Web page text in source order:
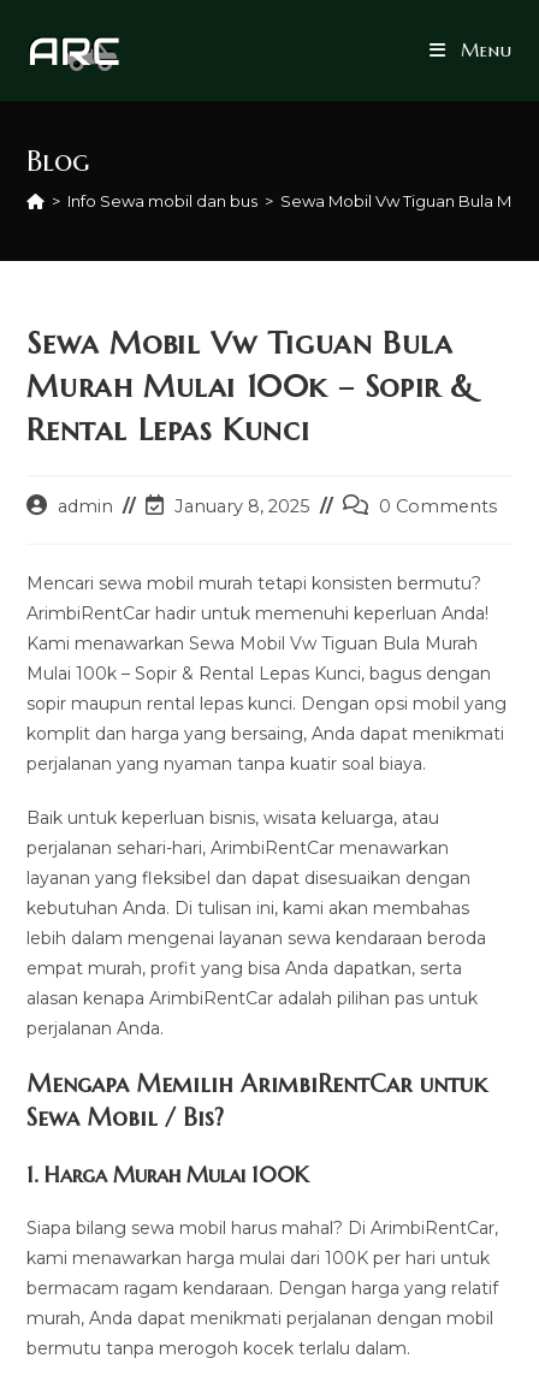
Menu
Blog
> Info Sewa mobil dan bus > Sewa Mobil Vw Tiguan Bula
Sewa Mobil Vw Tiguan Bula
Murah Mulai 100k – Sopir &
Rental Lepas Kunci
Postadmin
PostJanuary 8, 2025
Post0 Comments
Mencari sewa mobil murah tetapi konsisten bermutu?
ArimbiRentCar hadir untuk memenuhi keperluan Anda!
Kami menawarkan Sewa Mobil Vw Tiguan Bula Murah
Mulai 100k – Sopir & Rental Lepas Kunci, bagus dengan
sopir maupun rental lepas kunci. Dengan opsi mobil yang
komplit dan harga yang bersaing, Anda dapat menikmati
perjalanan yang nyaman tanpa kuatir soal biaya.
Baik untuk keperluan bisnis, wisata keluarga, atau
perjalanan sehari-hari, ArimbiRentCar menawarkan
layanan yang fleksibel dan dapat disesuaikan dengan
kebutuhan Anda. Di tulisan ini, kami akan membahas
lebih dalam mengenai layanan sewa kendaraan beroda
empat murah, profit yang bisa Anda dapatkan, serta
alasan kenapa ArimbiRentCar adalah pilihan pas untuk
perjalanan Anda.
Mengapa Memilih ArimbiRentCar untuk
Sewa Mobil / Bis?
1.Harga Murah Mulai 100K
Siapa bilang sewa mobil harus mahal? Di ArimbiRentCar,
kami menawarkan harga mulai dari 100K per hari untuk
bermacam ragam kendaraan. Dengan harga yang relatif
murah, Anda dapat menikmati perjalanan dengan mobil
bermutu tanpa merogoh kocek terlalu dalam.